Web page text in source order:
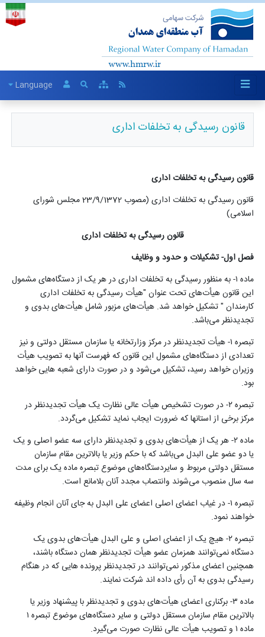
Language
قانون رسیدگی به تخلفات اداری
قانون رسیدگی به تخلفات اداری
قانون رسیدگی به تخلفات اداری (مصوب 23/9/1372 مجلس شورای
اسلامی)
قانون رسیدگی به تخلفات اداری
فصل اول- تشکیلات و حدود و وظایف
ماده ۱- به منظور رسیدگی به تخلفات اداری در هر یک از دستگاه‌های مشمول
این قانون هیأت‌های تحت عنوان "هیأت رسیدگی به تخلفات اداری
کارمندان " تشکیل خواهد شد. هیأت‌های مزبور شامل هیأت‌های بدوی و
‌‌تجدیدنظر می‌باشد.
تبصره ۱- هیأت ‌‌تجدیدنظر در مرکز وزارتخانه یا سازمان مستقل دولتی و نیز
تعدادی از دستگاه‌های مشمول این قانون که فهرست آنها به تصویب هیأت
وزیران خواهد رسید، تشکیل می‌شود و در صورت دارای شعبه هایی خواهد
بود.
تبصره ۲- در صورت تشخیص هیأت عالی نظارت یک هیأت ‌‌تجدیدنظر در
مرکز برخی از استانها که ضرورت ایجاب نماید تشکیل می‌گردد.
ماده ۲- هر یک از هیأت‌های بدوی و ‌‌تجدیدنظر دارای سه عضو اصلی و یک
یا دو عضو علی البدل می‌باشد که با حکم وزیر یا بالاترین مقام سازمان
مستقل دولتی مربوط و سایردستگاه‌های موضوع تبصره ماده یک برای مدت
سه سال منصوب می‌شوند وانتصاب مجدد آنان بلامانع است.
تبصره ۱- در غیاب اعضای اصلی اعضای علی البدل به جای آنان انجام وظیفه
خواهند نمود.
تبصره ۲- هیچ یک از اعضای اصلی و علی البدل هیأت‌های بدوی یک
دستگاه‌ نمی‌توانند همزمان عضو هیأت ‌‌تجدیدنظر همان دستگاه باشند،
همچنین اعضای مذکور‌ نمی‌توانند در ‌‌تجدیدنظر پرونده هایی که در هنگام
رسیدگی بدوی به آن‌ رأی داده اند شرکت نمایند.
ماده ۳- برکناری اعضای هیأت‌های بدوی و ‌‌تجدیدنظر با پیشنهاد وزیر یا
بالاترین مقام سازمان مستقل دولتی و سایر دستگاه‌های موضوع تبصره ۱
ماده ۱ و تصویب هیأت عالی نظارت صورت می‌گیرد
.